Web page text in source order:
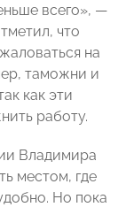
всего», —
что
на
таможни и
как эти
работу.
Владимира
местом, где
Но пока